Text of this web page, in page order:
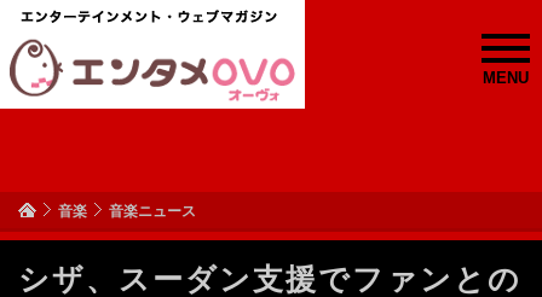
MENU
音楽 音楽ニュース
シザ、スーダン支援でファンとの